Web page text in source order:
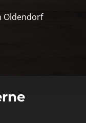
Oldendorf